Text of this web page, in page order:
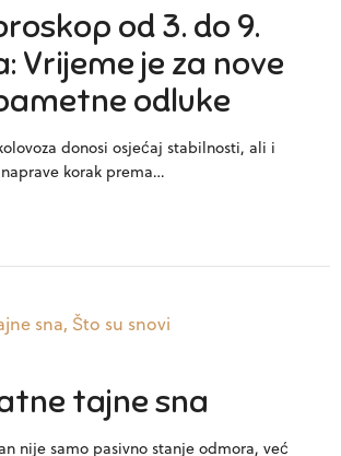
od 3. do 9.
Vrijeme je za nove
odluke
donosi osjećaj stabilnosti, ali i
korak prema…
tajne sna
nije samo pasivno stanje odmora, već